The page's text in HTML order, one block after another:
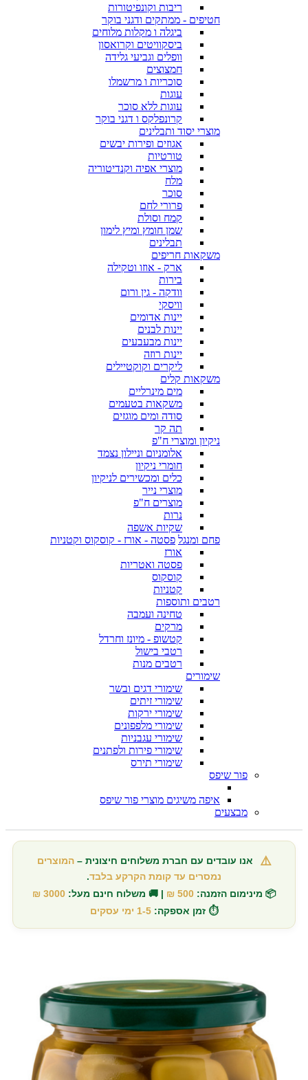
ריבות וקונפיטורות
חטיפים - ממתקים ודגני בוקר
ביגלה ו מקלות מלוחים
ביסקוויטים וקרואסון
וופלים וגביעי גלידה
חמצוצים
סוכריות ו מרשמלו
עוגות
עוגות ללא סוכר
קרונפלקס ו דגני בוקר
מוצרי יסוד ותבלינים
אגוזים ופירות יבשים
טורטיות
מוצרי אפיה וקנדיטוריה
מלח
סוכר
פרורי לחם
קמח וסולת
שמן חומץ ומיץ לימון
תבלינים
משקאות חריפים
ארק - אוזו וטקילה
בירות
וודקה - גין ורום
וויסקי
יינות אדומים
יינות לבנים
יינות מבעבעים
יינות רוזה
ליקרים וקוקטיילים
משקאות קלים
מים מינרליים
משקאות בטעמים
סודה ומים מוגזים
תה קר
ניקיון ומוצרי ח"פ
אלומניום וניילון נצמד
חומרי ניקיון
כלים ומכשירים לניקיון
מוצרי נייר
מוצרים ח"פ
נרות
שקיות אשפה
פחם ומנגל פסטה - אורז - קוסקוס וקטניות
אורז
פסטה ואטריות
קוסקוס
קטניות
רטבים ותוספות
טחינה ועמבה
מרקים
קטשופ - מיונז וחרדל
רטבי בישול
רטבים מנות
שימורים
שימורי דגים ובשר
שימורי זיתים
שימורי ירקות
שימורי מלפפונים
שימורי עגבניות
שימורי פירות ולפתנים
שימורי תירס
פור שיפס
איפה משיגים מוצרי פור שיפס
מבצעים
⚠️ אנו עובדים עם חברת משלוחים חיצונית –המוצרים
נמסרים עד קומת הקרקע בלבד.
📦 מינימום הזמנה: 500 ₪ | 🚚 משלוח חינם מעל: 3000 ₪
⏱️ זמן אספקה: 1-5 ימי עסקים